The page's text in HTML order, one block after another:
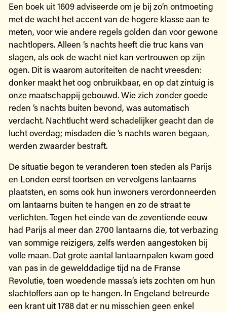
Een boek uit 1609 adviseerde om je bij zo’n ontmoeting
met de wacht het accent van de hogere klasse aan te
meten, voor wie andere regels golden dan voor gewone
nachtlopers. Alleen ‘s nachts heeft die truc kans van
slagen, als ook de wacht niet kan vertrouwen op zijn
ogen. Dit is waarom autoriteiten de nacht vreesden:
donker maakt het oog onbruikbaar, en op dat zintuig is
onze maatschappij gebouwd. Wie zich zonder goede
reden ‘s nachts buiten bevond, was automatisch
verdacht. Nachtlucht werd schadelijker geacht dan de
lucht overdag; misdaden die ‘s nachts waren begaan,
werden zwaarder bestraft.
De situatie begon te veranderen toen steden als Parijs
en Londen eerst toortsen en vervolgens lantaarns
plaatsten, en soms ook hun inwoners verordonneerden
om lantaarns buiten te hangen en zo de straat te
verlichten. Tegen het einde van de zeventiende eeuw
had Parijs al meer dan 2700 lantaarns die, tot verbazing
van sommige reizigers, zelfs werden aangestoken bij
volle maan. Dat grote aantal lantaarnpalen kwam goed
van pas in de gewelddadige tijd na de Franse
Revolutie, toen woedende massa’s iets zochten om hun
slachtoffers aan op te hangen. In Engeland betreurde
een krant uit 1788 dat er nu misschien geen enkel